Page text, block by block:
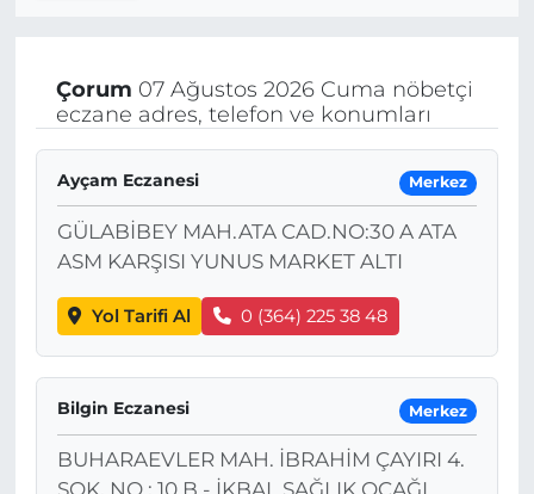
Çorum 07 Ağustos 2026 Cuma nöbetçi
eczane adres, telefon ve konumları
Ayçam Eczanesi Merkez
GÜLABİBEY MAH.ATA CAD.NO:30 A ATA
ASM KARŞISI YUNUS MARKET ALTI
Yol Tarifi Al 0 (364) 225 38 48
Bilgin Eczanesi Merkez
BUHARAEVLER MAH. İBRAHİM ÇAYIRI 4.